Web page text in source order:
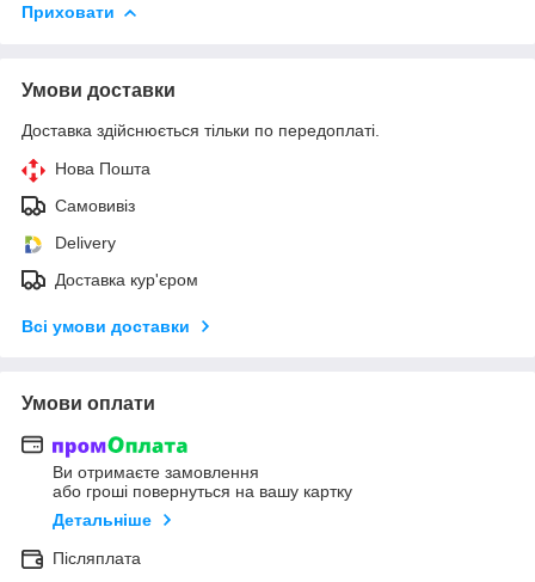
Приховати
Умови доставки
Доставка здійснюється тільки по передоплаті.
Нова Пошта
Самовивіз
Delivery
Доставка кур'єром
Всі умови доставки
Умови оплати
Ви отримаєте замовлення
або гроші повернуться на вашу картку
Детальніше
Післяплата